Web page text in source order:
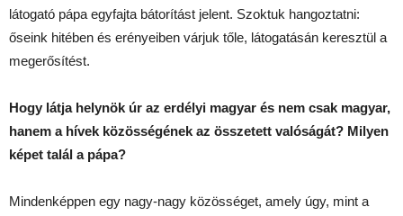
látogató pápa egyfajta bátorítást jelent. Szoktuk hangoztatni:
őseink hitében és erényeiben várjuk tőle, látogatásán keresztül a
megerősítést.
Hogy látja helynök úr az erdélyi magyar és nem csak magyar,
hanem a hívek közösségének az összetett valóságát? Milyen
képet talál a pápa?
Mindenképpen egy nagy-nagy közösséget, amely úgy, mint a